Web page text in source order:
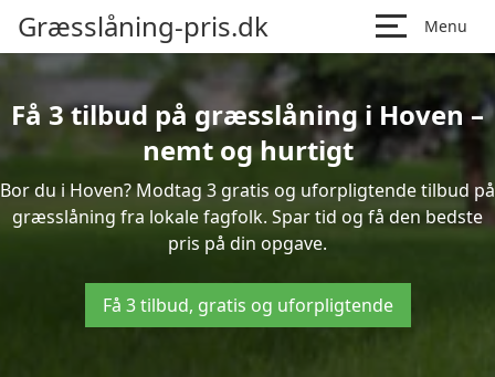
Græsslåning-pris.dk Menu
Få 3 tilbud på græsslåning i Hoven –
nemt og hurtigt
Bor du i Hoven? Modtag 3 gratis og uforpligtende tilbud på
græsslåning fra lokale fagfolk. Spar tid og få den bedste
pris på din opgave.
Få 3 tilbud, gratis og uforpligtende